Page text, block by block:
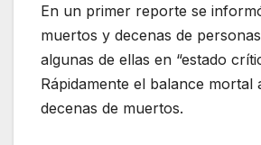
En un primer reporte se
muertos y decenas de
algunas de ellas en “estado
Rápidamente el balance mortal
decenas de muertos.